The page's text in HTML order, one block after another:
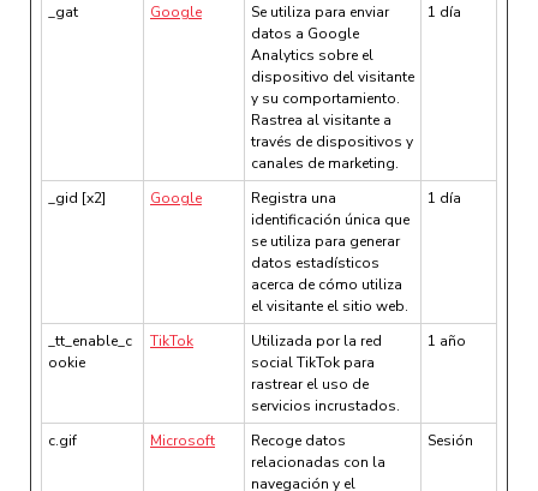
_gat Google
Se utiliza para enviar
datos a Google
Analytics sobre el
dispositivo del visitante
y su comportamiento.
Rastrea al visitante a
través de dispositivos y
canales de marketing.
1 día
_gid [x2] Google
Registra una
identificación única que
se utiliza para generar
datos estadísticos
acerca de cómo utiliza
el visitante el sitio web.
1 día
_tt_enable_c
ookie
TikTok
Utilizada por la red
social TikTok para
rastrear el uso de
servicios incrustados.
1 año
c.gif Microsoft
Recoge datos
relacionadas con la
navegación y el
Sesión